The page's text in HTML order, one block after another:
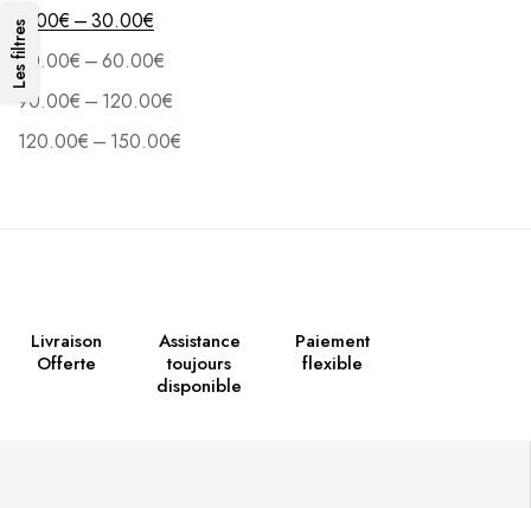
0.00€ –30.00€
30.00€ –60.00€
90.00€ – 120.00€
120.00€ – 150.00€
Les filtres
Livraison
Offerte
Assistance
toujours
disponible
Paiement
flexible